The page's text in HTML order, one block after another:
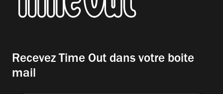
Recevez Time Out dans votre boite
mail